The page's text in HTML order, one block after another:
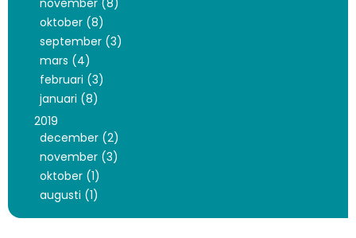
november (8)
oktober (8)
september (3)
mars (4)
februari (3)
januari (8)
2019
december (2)
november (3)
oktober (1)
augusti (1)